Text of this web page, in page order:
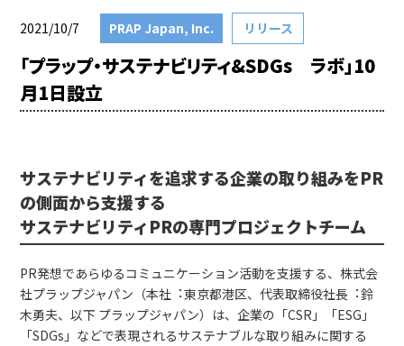
2021/10/7 PRAP Japan, Inc. リリース
「プラップ・サステナビリティ&SDGs ラボ」10
月1日設立
サステナビリティを追求する企業の取り組みをPR
の側面から支援する
サステナビリティPRの専門プロジェクトチーム
PR発想であらゆるコミュニケーション活動を支援する、株式会
社プラップジャパン（本社︓東京都港区、代表取締役社⻑︓鈴
⽊勇夫、以下 プラップジャパン）は、企業の「CSR」「ESG」
「SDGs」などで表現されるサステナブルな取り組みに関する